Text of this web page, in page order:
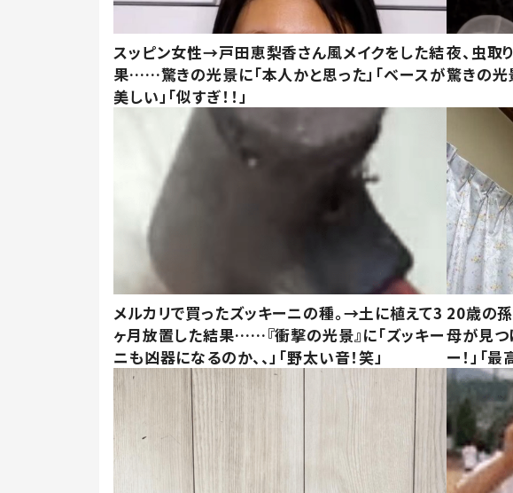
スッピン女性→戸田恵梨香さん風メイクをした結
果……驚きの光景に「本人かと思った」「ベースが
美しい」「似すぎ！！」
夜、虫取
驚きの光
メルカリで買ったズッキーニの種。→土に植えて3
ヶ月放置した結果……『衝撃の光景』に「ズッキー
ニも凶器になるのか、、」「野太い音！笑」
20歳の
母が見
ー！」「